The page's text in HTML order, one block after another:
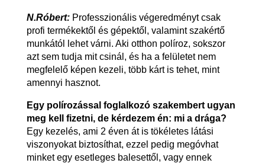
N.Róbert: Professzionális végeredményt csak
profi termékektől és gépektől, valamint szakértő
munkától lehet várni. Aki otthon políroz, sokszor
azt sem tudja mit csinál, és ha a felületet nem
megfelelő képen kezeli, több kárt is tehet, mint
amennyi hasznot.
Egy polírozással foglalkozó szakembert ugyan
meg kell fizetni, de kérdezem én: mi a drága?
Egy kezelés, ami 2 éven át is tökéletes látási
viszonyokat biztosíthat, ezzel pedig megóvhat
minket egy esetleges balesettől, vagy ennek